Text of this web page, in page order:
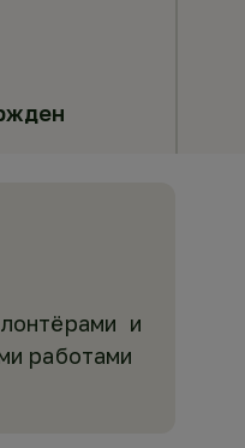
и
работами